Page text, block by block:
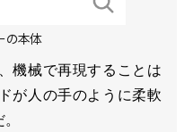
の本体
機械で再現することは
が人の手のように柔軟